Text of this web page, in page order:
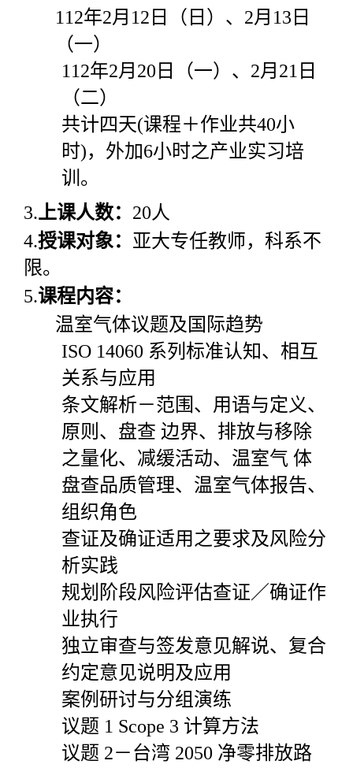
112年2月 12 日（日）、 2月 13 日
（一）
112年2月 20 日（一）、 2月 21 日
（二）
共计四天(课程＋作业共40小
时)，外加6小时之产业实习培
训。
3.上课人数： 20人
4.授课对象： 亚大专任教师，科系不
限。
5.课程内容：
温室气体议题及国际趋势
ISO 14060 系列标准认知、相互
关系与应用
条文解析－范围、用语与定义、
原则、盘查 边界、排放与移除
之量化、减缓活动、温室气 体
盘查品质管理、温室气体报告、
组织角色
查证及确证适用之要求及风险分
析实践
规划阶段风险评估查证／确证作
业执行
独立审查与签发意见解说、复合
约定意见说明及应用
案例研讨与分组演练
议题 1 Scope 3 计算方法
议题 2－台湾 2050 净零排放路